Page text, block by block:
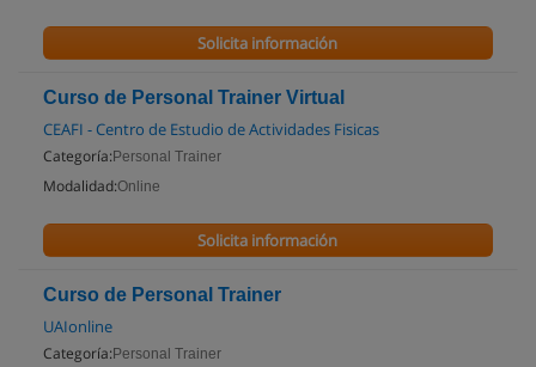
Solicita información
Curso de Personal Trainer Virtual
CEAFI - Centro de Estudio de Actividades Fisicas
Categoría: Personal Trainer
Modalidad:Online
Solicita información
Curso de Personal Trainer
UAIonline
Categoría: Personal Trainer